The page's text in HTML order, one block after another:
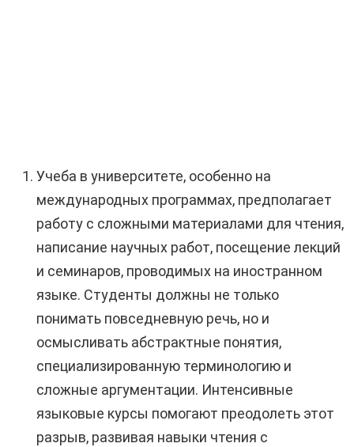
Учеба в университете, особенно на
международных программах, предполагает
работу с сложными материалами для чтения,
написание научных работ, посещение лекций
и семинаров, проводимых на иностранном
языке. Студенты должны не только
понимать повседневную речь, но и
осмысливать абстрактные понятия,
специализированную терминологию и
сложные аргументации. Интенсивные
языковые курсы помогают преодолеть этот
разрыв, развивая навыки чтения с